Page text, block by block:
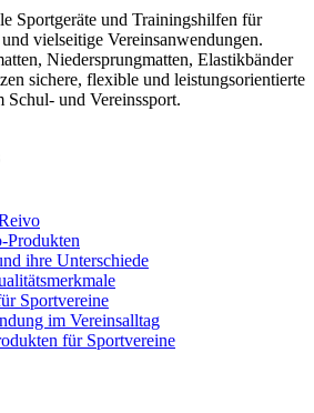
Sportgeräte und Trainingshilfen für
vielseitige Vereinsanwendungen.
Niedersprungmatten, Elastikbänder
sichere, flexible und leistungsorientierte
Schul- und Vereinssport.
Produkten
ihre Unterschiede
Sportvereine
im Vereinsalltag
für Sportvereine